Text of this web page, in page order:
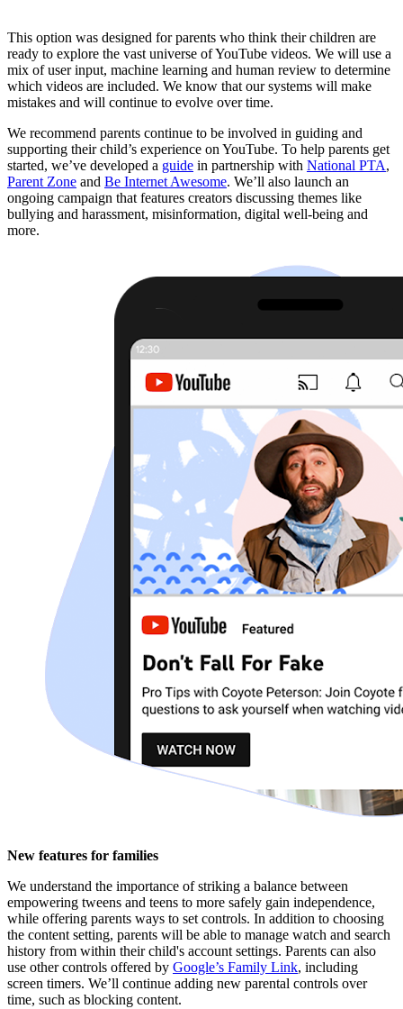
This option was designed for parents who think their children are
ready to explore the vast universe of YouTube videos. We will use a
mix of user input, machine learning and human review to determine
which videos are included. We know that our systems will make
mistakes and will continue to evolve over time.
We recommend parents continue to be involved in guiding and
supporting their child’s experience on YouTube. To help parents get
started, we’ve developed a guide in partnership with National PTA,
Parent Zone and Be Internet Awesome. We’ll also launch an
ongoing campaign that features creators discussing themes like
bullying and harassment, misinformation, digital well-being and
more.
New features for families
We understand the importance of striking a balance between
empowering tweens and teens to more safely gain independence,
while offering parents ways to set controls. In addition to choosing
the content setting, parents will be able to manage watch and search
history from within their child's account settings. Parents can also
use other controls offered by Google’s Family Link, including
screen timers. We’ll continue adding new parental controls over
time, such as blocking content.